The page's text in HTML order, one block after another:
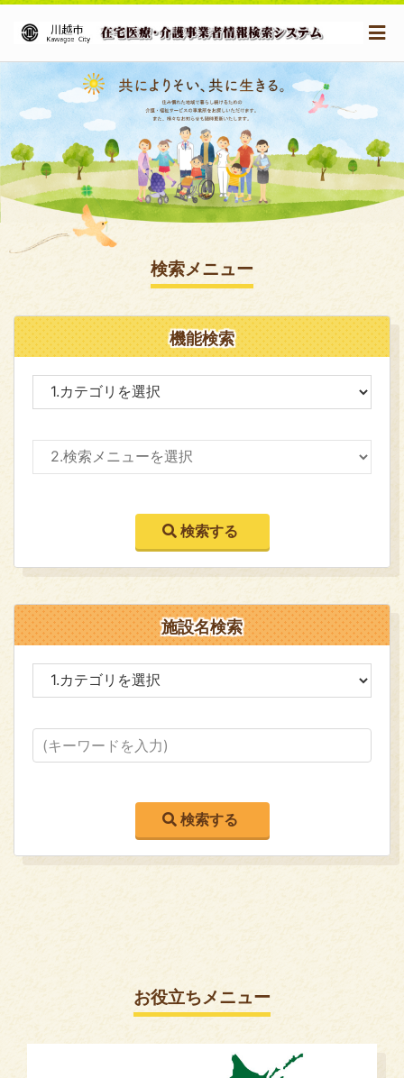
検索メニュー
機能検索
施設名検索
お役立ちメニュー